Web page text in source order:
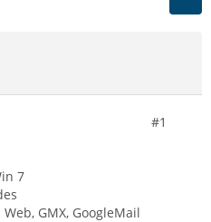
#1
7
Web, GMX, GoogleMail